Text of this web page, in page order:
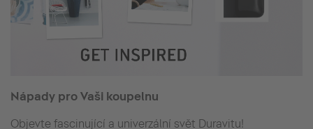
Nápady pro Vaši koupelnu
Objevte fascinující a univerzální svět Duravitu!